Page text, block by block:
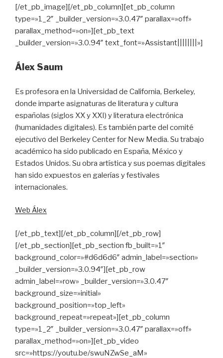
[/et_pb_image][/et_pb_column][et_pb_column
type=»1_2″ _builder_version=»3.0.47″ parallax=»off»
parallax_method=»on»][et_pb_text
_builder_version=»3.0.94″ text_font=»Assistant||||||||»]
Álex Saum
Es profesora en la Universidad de California, Berkeley,
donde imparte asignaturas de literatura y cultura
españolas (siglos XX y XXI) y literatura electrónica
(humanidades digitales). Es también parte del comité
ejecutivo del Berkeley Center for New Media. Su trabajo
académico ha sido publicado en España, México y
Estados Unidos. Su obra artística y sus poemas digitales
han sido expuestos en galerías y festivales
internacionales.
Web Álex
[/et_pb_text][/et_pb_column][/et_pb_row]
[/et_pb_section][et_pb_section fb_built=»1″
background_color=»#d6d6d6″ admin_label=»section»
_builder_version=»3.0.94″][et_pb_row
admin_label=»row» _builder_version=»3.0.47″
background_size=»initial»
background_position=»top_left»
background_repeat=»repeat»][et_pb_column
type=»1_2″ _builder_version=»3.0.47″ parallax=»off»
parallax_method=»on»][et_pb_video
src=»https://youtu.be/swuNZwSe_aM»